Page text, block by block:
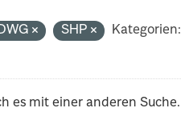
SHP Kategorien:
es mit einer anderen Suche.